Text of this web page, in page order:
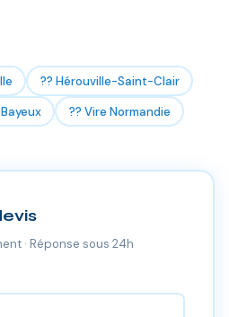
?? Hérouville-Saint-Clair
?? Vire Normandie
· Réponse sous 24h